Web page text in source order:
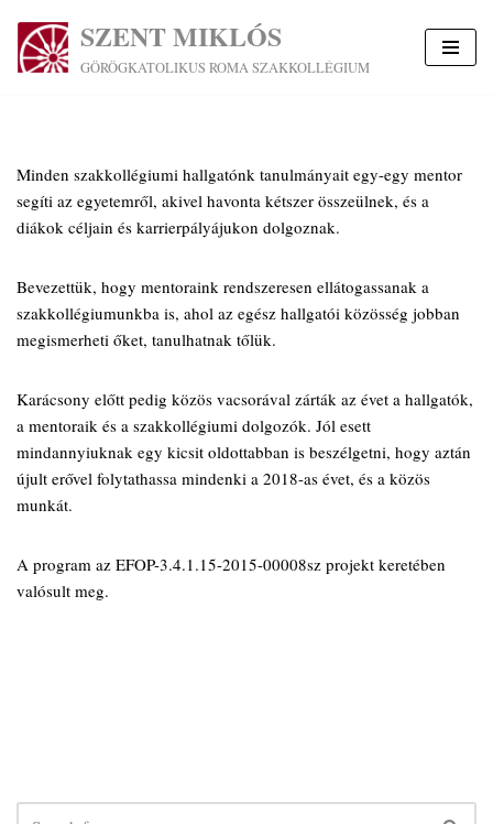
Skip
SZENT MIKLÓS
GÖRÖGKATOLIKUS ROMA SZAKKOLLÉGIUM
Minden szakkollégiumi hallgatónk tanulmányait egy-egy mentor
segíti az egyetemről, akivel havonta kétszer összeülnek, és a
diákok céljain és karrierpályájukon dolgoznak.
​B​evezettük, hogy mentoraink rendszeresen ellátogassanak a
szakkollégiumunkba is, ahol az egész hallgatói közösség jobban
megismerheti őket, tanulhatnak tőlük.
​Karácsony előtt pedig közös vacsorával zárták az évet a hallgatók,
​a mentoraik és a szakkollégiumi dolgozók. Jól esett
mindannyiuknak egy kicsit oldottabban is beszélgetni, hogy aztán
újult erővel folytathassa mindenki a 2018-as évet, és a közös
munkát.
A program az EFOP-3.4.1.15-2015-00008sz projekt keretében
valósult meg.